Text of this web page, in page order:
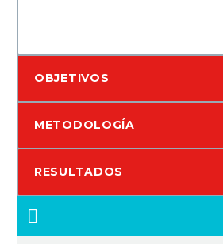
OBJETIVOS
METODOLOGÍA
RESULTADOS